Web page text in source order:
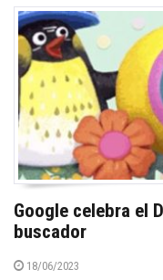
Google celebra el
buscador
18/06/2023